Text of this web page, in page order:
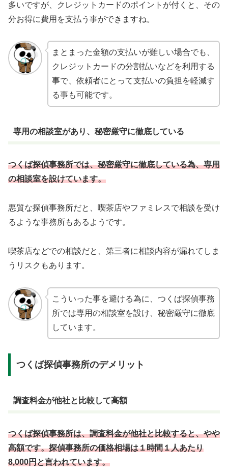
多いですが、クレジットカードのポイントが付くと、その
分お得に費用を支払う事ができますね。
まとまった金額の支払いが難しい場合でも、
クレジットカードの分割払いなどを利用する
事で、依頼者にとって支払いの負担を軽減す
る事も可能です。
専用の相談室があり、秘密厳守に徹底している
つくば探偵事務所では、秘密厳守に徹底している為、専用
の相談室を設けています。
悪質な探偵事務所だと、喫茶店やファミレスで相談を受け
るような事務所もあるようです。
喫茶店などでの相談だと、第三者に相談内容が漏れてしま
うリスクもあります。
こういった事を避ける為に、つくば探偵事務
所では専用の相談室を設け、秘密厳守に徹底
しています。
つくば探偵事務所のデメリット
調査料金が他社と比較して高額
つくば探偵事務所は、調査料金が他社と比較すると、やや
高額です。探偵事務所の価格相場は１時間１人あたり
8,000円と言われています。